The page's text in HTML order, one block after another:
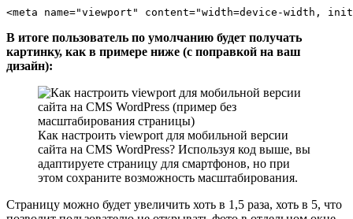
<meta name="viewport" content="width=device-width,
В итоге пользователь по умолчанию будет получать
картинку, как в примере ниже (с поправкой на ваш
дизайн):
Как настроить viewport для мобильной версии
сайта на CMS WordPress? Используя код выше, вы
адаптируете страницу для смартфонов, но при
этом сохраните возможность масштабирования.
Страницу можно будет увеличить хоть в 1,5 раза, хоть в 5, что